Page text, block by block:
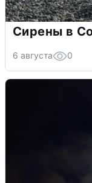
Сирены в
6 августа 0